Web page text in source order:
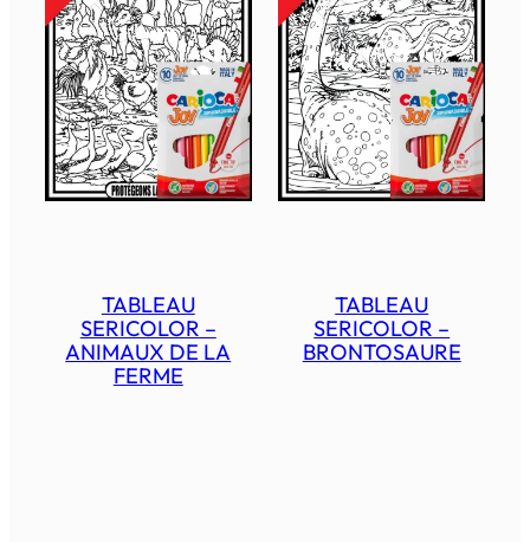
TABLEAU
SERICOLOR –
ANIMAUX DE LA
FERME
TABLEAU
SERICOLOR –
BRONTOSAURE